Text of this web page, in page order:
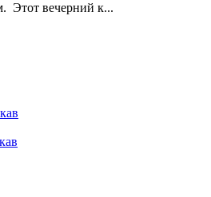
Этот вечерний к...